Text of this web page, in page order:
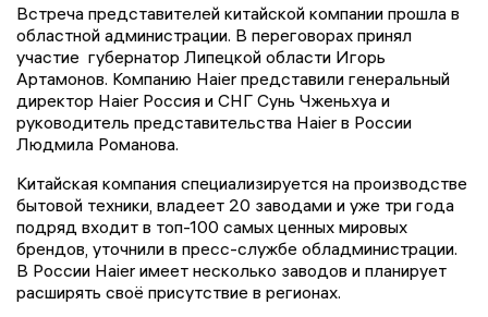
Встреча представителей китайской компании прошла в
областной администрации. В переговорах принял
участие губернатор Липецкой области Игорь
Артамонов. Компанию Haier представили генеральный
директор Haier Россия и СНГ Сунь Чженьхуа и
руководитель представительства Haier в России
Людмила Романова.
Китайская компания специализируется на производстве
бытовой техники, владеет 20 заводами и уже три года
подряд входит в топ-100 самых ценных мировых
брендов, уточнили в пресс-службе обладминистрации.
В России Haier имеет несколько заводов и планирует
расширять своё присутствие в регионах.